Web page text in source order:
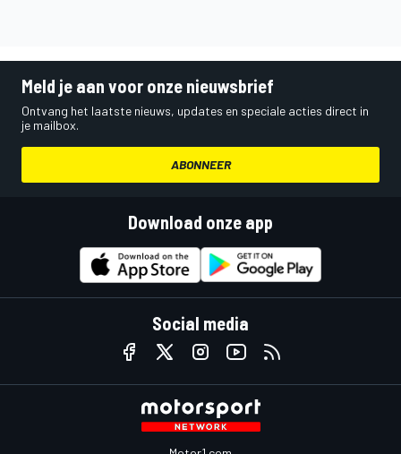
Meld je aan voor onze nieuwsbrief
Ontvang het laatste nieuws, updates en speciale acties direct in
je mailbox.
ABONNEER
Download onze app
Social media